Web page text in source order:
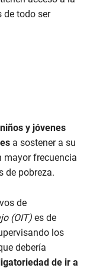
de todo ser
y jóvenes
a sostener a su
mayor frecuencia
de pobreza.
de
(OIT) es de
los
debería
de ir a